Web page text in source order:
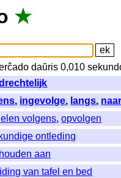
★
daŭris 0,010
, ingevolge, langs, naar
volgens,opvolgen
ontleding
aan
van tafel en bed